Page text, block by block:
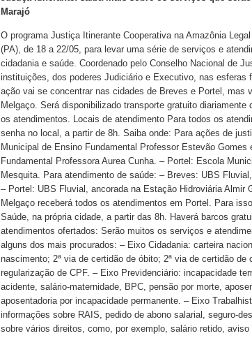
Marajó
O programa Justiça Itinerante Cooperativa na Amazônia
(PA), de 18 a 22/05, para levar uma série de serviços e
cidadania e saúde. Coordenado pelo Conselho Nacional de
instituições, dos poderes Judiciário e Executivo, nas esferas
ação vai se concentrar nas cidades de Breves e Portel, mas
Melgaço. Será disponibilizado transporte gratuito
os atendimentos. Locais de atendimento Para todos os
senha no local, a partir de 8h. Saiba onde: Para ações de
Municipal de Ensino Fundamental Professor Estevão
Fundamental Professora Aurea Cunha. – Portel: Escola
Mesquita. Para atendimento de saúde: – Breves: UBS
– Portel: UBS Fluvial, ancorada na Estação Hidroviária Almir
Melgaço receberá todos os atendimentos em Portel. Para
Saúde, na própria cidade, a partir das 8h. Haverá barcos
atendimentos ofertados: Serão muitos os serviços e
alguns dos mais procurados: – Eixo Cidadania: carteira
nascimento; 2ª via de certidão de óbito; 2ª via de certidão de
regularização de CPF. – Eixo Previdenciário: incapacidade
acidente, salário-maternidade, BPC, pensão por morte,
aposentadoria por incapacidade permanente. – Eixo
informações sobre RAIS, pedido de abono salarial, seguro-
sobre vários direitos, como, por exemplo, salário retido,